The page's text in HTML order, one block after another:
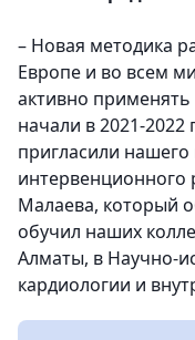
– Новая методика
Европе и во всем
активно
начали в 2021-2022
пригласили нашего
интервенционного
Малаева, который
обучил наших
Алматы, в Научно-
кардиологии и